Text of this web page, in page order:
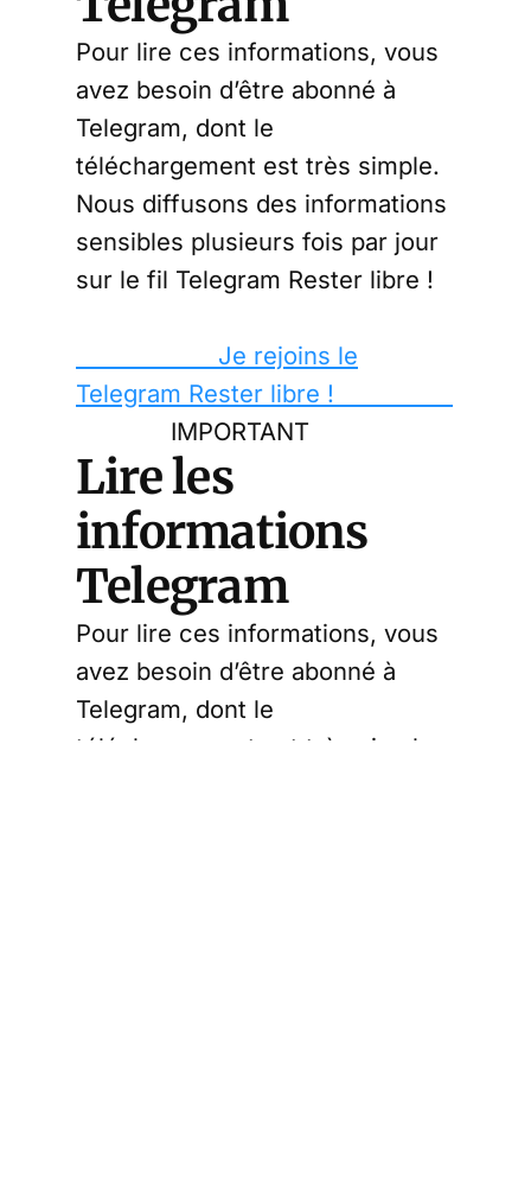
Pour lire ces informations, vous
avez besoin d’être abonné à
Telegram, dont le
téléchargement est très simple.
Nous diffusons des informations
sensibles plusieurs fois par jour
sur le fil Telegram Rester libre !
Je rejoins le
Telegram Rester libre !
IMPORTANT
Lire les
informations
Telegram
Pour lire ces informations, vous
avez besoin d’être abonné à
Telegram, dont le
téléchargement est très simple.